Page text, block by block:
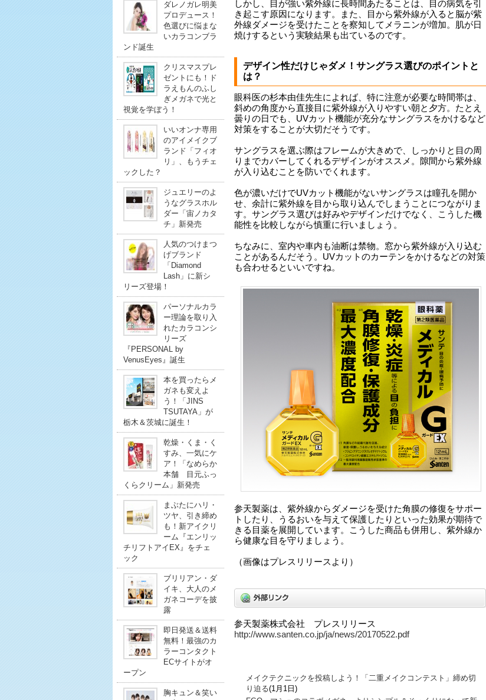
ダレノガレ明美
プロデュース！
色選びに悩まな
いカラコンブラ
ンド誕生
クリスマスプレ
ゼントにも！ド
ラえもんのふし
ぎメガネで光と
視覚を学ぼう！
いいオンナ専用
のアイメイクブ
ランド「フィオ
リ」、もうチェ
ックした？
ジュエリーのよ
うなグラスホル
ダー「宙ノカタ
チ」新発売
人気のつけまつ
げブランド
「Diamond
Lash」に新シ
リーズ登場！
パーソナルカラ
ー理論を取り入
れたカラコンシ
リーズ
『PERSONAL by
VenusEyes』誕生
本を買ったらメ
ガネも変えよ
う！「JINS
TSUTAYA」が
栃木＆茨城に誕生！
乾燥・くま・く
すみ、一気にケ
ア！「なめらか
本舗 目元ふっ
くらクリーム」新発売
まぶたにハリ・
ツヤ、引き締め
も！新アイクリ
ーム『エンリッ
チリフトアイEX』をチェ
ック
ブリリアン・ダ
イキ、大人のメ
ガネコーデを披
露
即日発送＆送料
無料！最強のカ
ラーコンタクト
ECサイトがオ
ープン
胸キュン＆笑い
しかし、目が強い紫外線に長時間あたることは、目の病気を引
き起こす原因になります。また、目から紫外線が入ると脳が紫
外線ダメージを受けたことを察知してメラニンが増加。肌が日
焼けするという実験結果も出ているのです。
デザイン性だけじゃダメ！サングラス選びのポイントと
は？
眼科医の杉本由佳先生によれば、特に注意が必要な時間帯は、
斜めの角度から直接目に紫外線が入りやすい朝と夕方。たとえ
曇りの日でも、UVカット機能が充分なサングラスをかけるなど
対策をすることが大切だそうです。
サングラスを選ぶ際はフレームが大きめで、しっかりと目の周
りまでカバーしてくれるデザインがオススメ。隙間から紫外線
が入り込むことを防いでくれます。
色が濃いだけでUVカット機能がないサングラスは瞳孔を開か
せ、余計に紫外線を目から取り込んでしまうことにつながりま
す。サングラス選びは好みやデザインだけでなく、こうした機
能性を比較しながら慎重に行いましょう。
ちなみに、室内や車内も油断は禁物。窓から紫外線が入り込む
ことがあるんだそう。UVカットのカーテンをかけるなどの対策
も合わせるといいですね。
参天製薬は、紫外線からダメージを受けた角膜の修復をサポー
トしたり、うるおいを与えて保護したりといった効果が期待で
きる目薬を展開しています。こうした商品も併用し、紫外線か
ら健康な目を守りましょう。
（画像はプレスリリースより）
参天製薬株式会社 プレスリリース
http://www.santen.co.jp/ja/news/20170522.pdf
メイクテクニックを投稿しよう！「二重メイクコンテスト」締め切
り迫る(1月1日)